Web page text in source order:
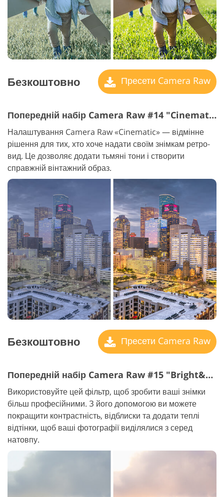
Безкоштовно Пресети Camera Raw
Попередній набір Camera Raw #14 "Cinematic"
Налаштування Camera Raw «Cinematic» — відмінне
рішення для тих, хто хоче надати своїм знімкам ретро-
вид. Це дозволяє додати тьмяні тони і створити
справжній вінтажний образ.
Безкоштовно Пресети Camera Raw
Попередній набір Camera Raw #15 "Bright&Airy"
Використовуйте цей фільтр, щоб зробити ваші знімки
більш професійними. З його допомогою ви можете
покращити контрастність, відблиски та додати теплі
відтінки, щоб ваші фотографії виділялися з серед
натовпу.